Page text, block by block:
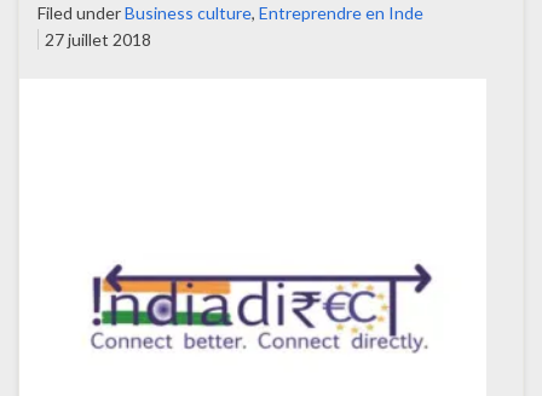
Filed underBusiness culture, Entreprendre en Inde
27 juillet 2018